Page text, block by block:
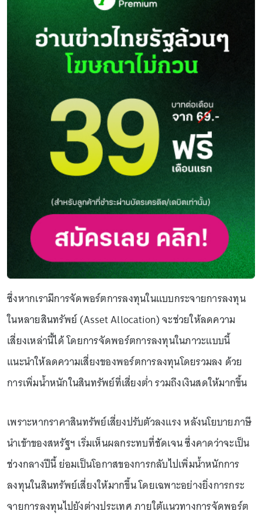
ซึ่งหากเรามีการจัดพอร์ตการลงทุนในแบบกระจายการลงทุน
ในหลายสินทรัพย์ (Asset Allocation) จะช่วยให้ลดความ
เสี่ยงเหล่านี้ได้ โดยการจัดพอร์ตการลงทุนในภาวะแบบนี้
แนะนำให้ลดความเสี่ยงของพอร์ตการลงทุนโดยรวมลง ด้วย
การเพิ่มน้ำหนักในสินทรัพย์ที่เสี่ยงต่ำ รวมถึงเงินสดให้มากขึ้น
เพราะหากราคาสินทรัพย์เสี่ยงปรับตัวลงแรง หลังนโยบายภาษี
นำเข้าของสหรัฐฯ เริ่มเห็นผลกระทบที่ชัดเจน ซึ่งคาดว่าจะเป็น
ช่วงกลางปีนี้ ย่อมเป็นโอกาสของการกลับไปเพิ่มน้ำหนักการ
ลงทุนในสินทรัพย์เสี่ยงให้มากขึ้น โดยเฉพาะอย่างยิ่งการกระ
จายการลงทุนไปยังต่างประเทศ ภายใต้แนวทางการจัดพอร์ต